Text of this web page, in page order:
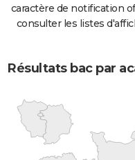
caractère de notification
consulter les listes
Résultats bac par